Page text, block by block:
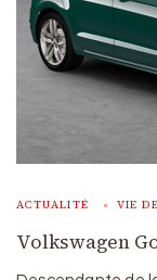
ACTUALITÉ VIE
Volkswagen